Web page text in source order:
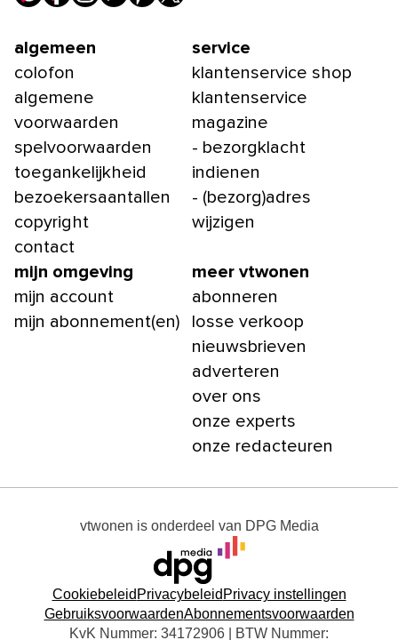
algemeen
colofon
algemene
voorwaarden
spelvoorwaarden
toegankelijkheid
bezoekersaantallen
copyright
contact
service
klantenservice shop
klantenservice
magazine
- bezorgklacht
indienen
- (bezorg)adres
wijzigen
mijn omgeving
mijn account
mijn abonnement(en)
meer vtwonen
abonneren
losse verkoop
nieuwsbrieven
adverteren
over ons
onze experts
onze redacteuren
vtwonen is onderdeel van DPG Media
Cookiebeleid Privacybeleid Privacy instellingen
GebruiksvoorwaardenAbonnementsvoorwaarden
KvK Nummer: 34172906 | BTW Nummer: